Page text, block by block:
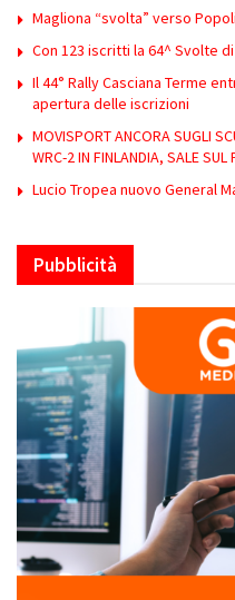
Magliona “svolta” verso
Con 123 iscritti la 64^ Svolte
Il 44° Rally Casciana Terme
apertura delle iscrizioni
MOVISPORT ANCORA SUGLI
WRC-2 IN FINLANDIA, SALE SUL
Lucio Tropea nuovo General
Pubblicità